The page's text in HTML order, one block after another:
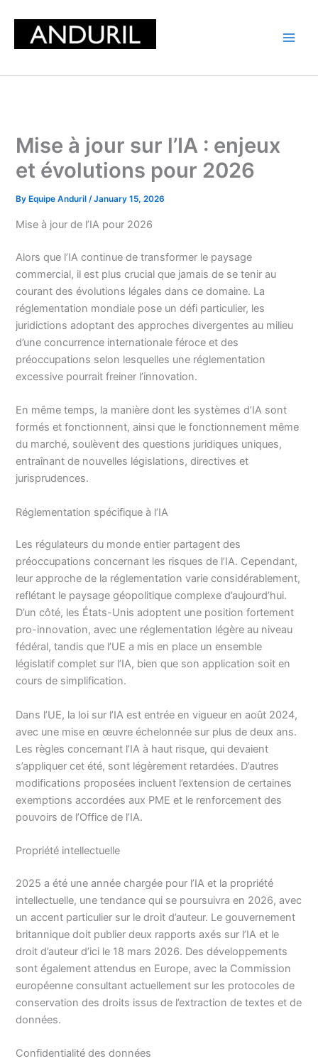
content
Mise à jour sur l’IA : enjeux
et évolutions pour 2026
By Equipe Anduril/January 15, 2026
Mise à jour de l’IA pour 2026
Alors que l’IA continue de transformer le paysage
commercial, il est plus crucial que jamais de se tenir au
courant des évolutions légales dans ce domaine. La
réglementation mondiale pose un défi particulier, les
juridictions adoptant des approches divergentes au milieu
d’une concurrence internationale féroce et des
préoccupations selon lesquelles une réglementation
excessive pourrait freiner l’innovation.
En même temps, la manière dont les systèmes d’IA sont
formés et fonctionnent, ainsi que le fonctionnement même
du marché, soulèvent des questions juridiques uniques,
entraînant de nouvelles législations, directives et
jurisprudences.
Réglementation spécifique à l’IA
Les régulateurs du monde entier partagent des
préoccupations concernant les risques de l’IA. Cependant,
leur approche de la réglementation varie considérablement,
reflétant le paysage géopolitique complexe d’aujourd’hui.
D’un côté, les États-Unis adoptent une position fortement
pro-innovation, avec une réglementation légère au niveau
fédéral, tandis que l’UE a mis en place un ensemble
législatif complet sur l’IA, bien que son application soit en
cours de simplification.
Dans l’UE, la loi sur l’IA est entrée en vigueur en août 2024,
avec une mise en œuvre échelonnée sur plus de deux ans.
Les règles concernant l’IA à haut risque, qui devaient
s’appliquer cet été, sont légèrement retardées. D’autres
modifications proposées incluent l’extension de certaines
exemptions accordées aux PME et le renforcement des
pouvoirs de l’Office de l’IA.
Propriété intellectuelle
2025 a été une année chargée pour l’IA et la propriété
intellectuelle, une tendance qui se poursuivra en 2026, avec
un accent particulier sur le droit d’auteur. Le gouvernement
britannique doit publier deux rapports axés sur l’IA et le
droit d’auteur d’ici le 18 mars 2026. Des développements
sont également attendus en Europe, avec la Commission
européenne consultant actuellement sur les protocoles de
conservation des droits issus de l’extraction de textes et de
données.
Confidentialité des données